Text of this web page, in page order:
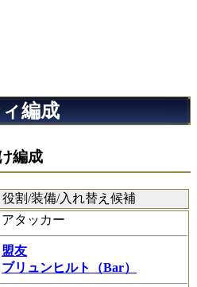
編成
編成
役割/装備/入れ替え候補
アタッカー
盟友
ブリュンヒルト（Bar）